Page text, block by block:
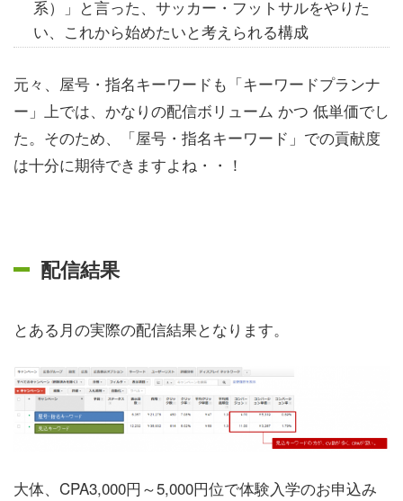
系）」と言った、サッカー・フットサルをやりた
い、これから始めたいと考えられる構成
元々、屋号・指名キーワードも「キーワードプランナ
ー」上では、かなりの配信ボリューム かつ 低単価でし
た。そのため、「屋号・指名キーワード」での貢献度
は十分に期待できますよね・・！
配信結果
とある月の実際の配信結果となります。
大体、CPA3,000円～5,000円位で体験入学のお申込み